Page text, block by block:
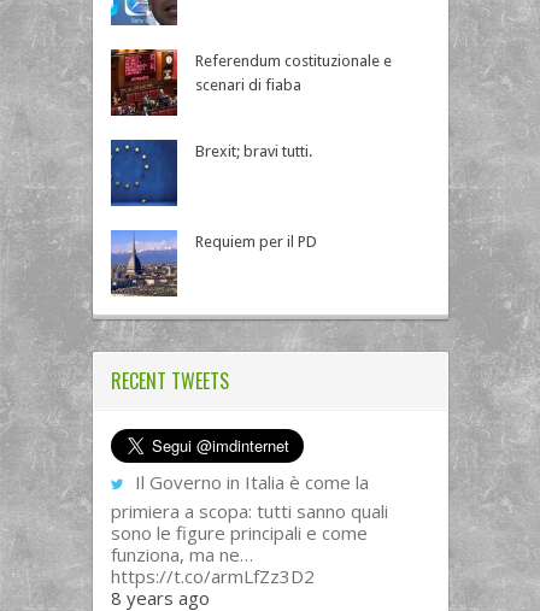
Referendum costituzionale e
scenari di fiaba
Brexit; bravi tutti.
Requiem per il PD
RECENT TWEETS
Il Governo in Italia è come la
primiera a scopa: tutti sanno quali
sono le figure principali e come
funziona, ma ne…
https://t.co/armLfZz3D2
8 years ago